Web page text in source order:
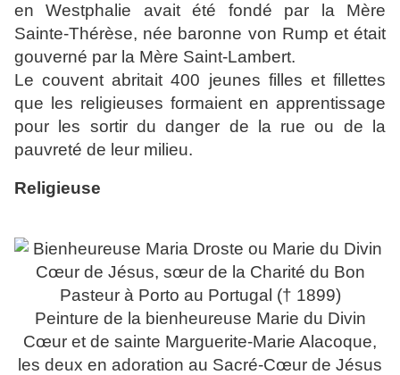
en Westphalie avait été fondé par la Mère
Sainte-Thérèse, née baronne von Rump et était
gouverné par la Mère Saint-Lambert.
Le couvent abritait 400 jeunes filles et fillettes
que les religieuses formaient en apprentissage
pour les sortir du danger de la rue ou de la
pauvreté de leur milieu.
Religieuse
Peinture de la bienheureuse Marie du Divin
Cœur et de sainte Marguerite-Marie Alacoque,
les deux en adoration au Sacré-Cœur de Jésus